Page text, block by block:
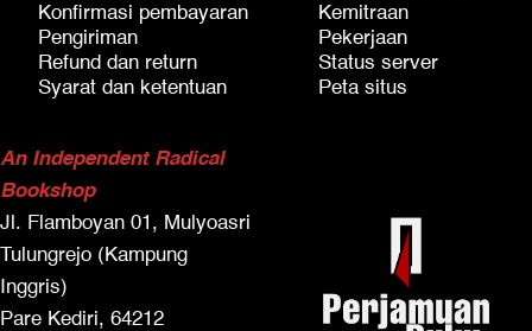
Konfirmasi pembayaran
Pengiriman
Refund dan return
Syarat dan ketentuan
Kemitraan
Pekerjaan
Status server
Peta situs
An Independent Radical
Bookshop
Jl. Flamboyan 01, Mulyoasri
Tulungrejo (Kampung
Inggris)
Pare Kediri, 64212